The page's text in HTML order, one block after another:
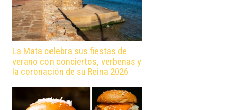
La Mata celebra sus fiestas de
verano con conciertos, verbenas y
la coronación de su Reina 2026